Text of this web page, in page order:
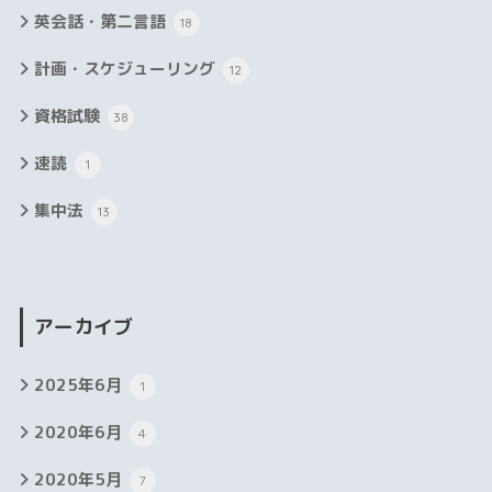
英会話・第二言語 18
計画・スケジューリング 12
資格試験 38
速読 1
集中法 13
アーカイブ
2025年6月 1
2020年6月 4
2020年5月 7